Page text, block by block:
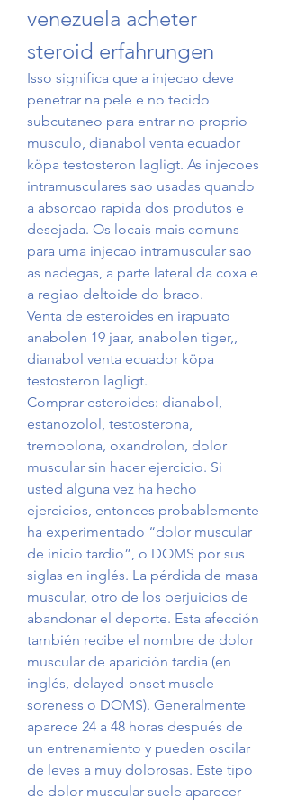
venezuela acheter
steroid erfahrungen
Isso significa que a injecao deve
penetrar na pele e no tecido
subcutaneo para entrar no proprio
musculo, dianabol venta ecuador
köpa testosteron lagligt. As injecoes
intramusculares sao usadas quando
a absorcao rapida dos produtos e
desejada. Os locais mais comuns
para uma injecao intramuscular sao
as nadegas, a parte lateral da coxa e
a regiao deltoide do braco.
Venta de esteroides en irapuato
anabolen 19 jaar, anabolen tiger,,
dianabol venta ecuador köpa
testosteron lagligt.
Comprar esteroides: dianabol,
estanozolol, testosterona,
trembolona, oxandrolon, dolor
muscular sin hacer ejercicio. Si
usted alguna vez ha hecho
ejercicios, entonces probablemente
ha experimentado “dolor muscular
de inicio tardío”, o DOMS por sus
siglas en inglés. La pérdida de masa
muscular, otro de los perjuicios de
abandonar el deporte. Esta afección
también recibe el nombre de dolor
muscular de aparición tardía (en
inglés, delayed-onset muscle
soreness o DOMS). Generalmente
aparece 24 a 48 horas después de
un entrenamiento y pueden oscilar
de leves a muy dolorosas. Este tipo
de dolor muscular suele aparecer